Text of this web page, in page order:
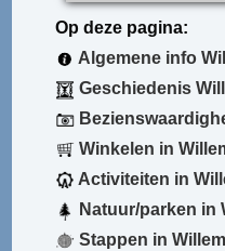
Op deze pagina:
Algemene info
Geschiedenis
Winkelen in
Activiteiten in
Natuur/parken in
Stappen in